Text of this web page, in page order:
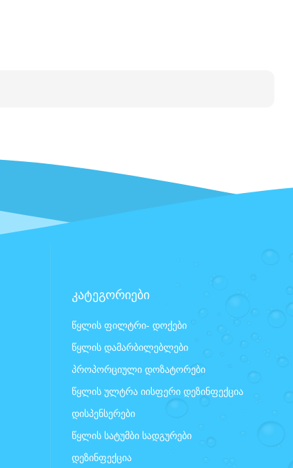
კატეგორიები
წყლის ფილტრი- დოქები
წყლის დამარბილებლები
პროპორციული დოზატორები
წყლის ულტრა იისფერი დეზინფექცია
დისპენსერები
წყლის სატუმბი სადგურები
დეზინფექცია